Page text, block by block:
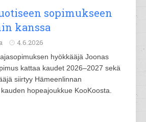
sopimukseen
kanssa
4.6.2026
hyökkääjä Joonas
kattaa kaudet 2026–2027 sekä
siirtyy Hämeenlinnan
hopeajoukkue KooKoosta.